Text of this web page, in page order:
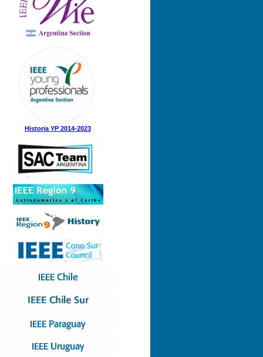
3 (21-08-2024)
2 (12-08-2024)
1 (31-05-2024)
2 (28-09-2023)
1 (07-09-2023)
7 (21-11-2022)
5 (31-08-2022)
3 (13-05-2022)
8 (29-12-2021)
Historia YP 2014-2023